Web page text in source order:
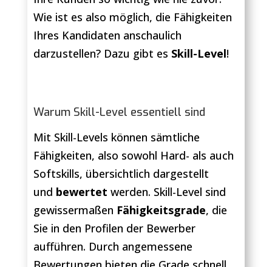
Wie ist es also möglich, die Fähigkeiten
Ihres Kandidaten anschaulich
darzustellen? Dazu gibt es Skill-Level!
Warum Skill-Level essentiell sind
Mit Skill-Levels können sämtliche
Fähigkeiten, also sowohl Hard- als auch
Softskills, übersichtlich dargestellt
und bewertet werden. Skill-Level sind
gewissermaßen Fähigkeitsgrade, die
Sie in den Profilen der Bewerber
aufführen. Durch angemessene